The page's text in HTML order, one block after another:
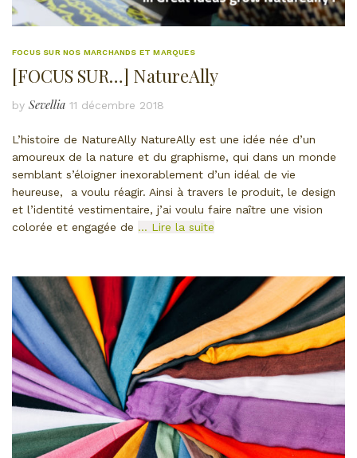
FOCUS SUR NOS MARCHANDS ET MARQUES
[FOCUS SUR…] NatureAlly
by Sevellia 11 décembre 2018
L’histoire de NatureAlly NatureAlly est une idée née d’un
amoureux de la nature et du graphisme, qui dans un monde
semblant s’éloigner inexorablement d’un idéal de vie
heureuse, a voulu réagir. Ainsi à travers le produit, le design
et l’identité vestimentaire, j’ai voulu faire naître une vision
colorée et engagée de … Lire la suite